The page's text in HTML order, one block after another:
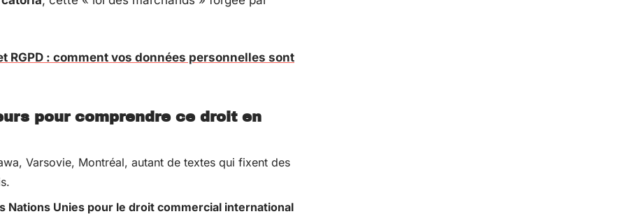
RGPD : comment vos données personnelles sont
pour comprendre ce droit en
Varsovie, Montréal, autant de textes qui fixent des
Nations Unies pour le droit commercial international